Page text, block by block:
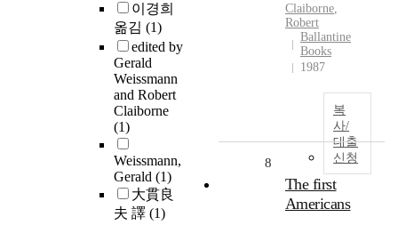
이경희
옮김 (1)
edited by
Gerald
Weissmann
and Robert
Claiborne
(1)
Weissmann,
Gerald (1)
大貫良
夫 譯 (1)
Claiborne,
Robert
Ballantine
Books
1987
복
사/
대출
신청
8
The first
Americans